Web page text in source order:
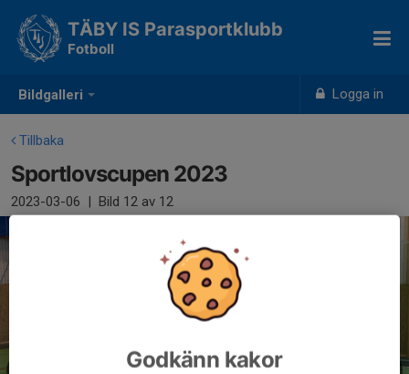
Bildgalleri Logga in
TÄBY IS Parasportklubb
Fotboll
Tillbaka
Sportlovscupen 2023
2023-03-06 | Bild 12 av 12
Godkänn kakor